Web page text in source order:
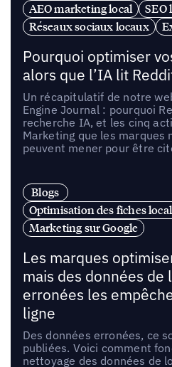
AEO marketing local
SEO
Réseaux sociaux locaux
Pourquoi optimiser
alors que l’IA lit
Un récapitulatif de notre
Engine Journal : pourquoi
recherche IA, et les cinq
Marketing que les
peuvent mener pour être
Blogs
Optimisation des fiches
Marketing sur Google
Les marques
mais des données de
erronées les
ligne
Des données erronées, ce
publiées. Voici comment
nettoyage des données de